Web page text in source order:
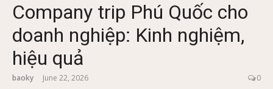
Company trip Phú Quốc cho
doanh nghiệp: Kinh nghiệm,
hiệu quả
baoky June 22, 2026 0